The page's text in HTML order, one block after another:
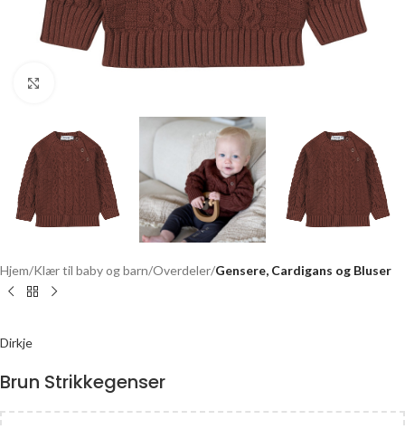
Hjem Klær til baby og barn Overdeler Gensere, Cardigans og Bluser
Dirkje
Brun Strikkegenser